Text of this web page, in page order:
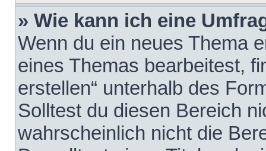
» Wie kann ich eine
Wenn du ein neues Thema
eines Themas bearbeitest,
erstellen“ unterhalb des
Solltest du diesen Bereich
wahrscheinlich nicht die